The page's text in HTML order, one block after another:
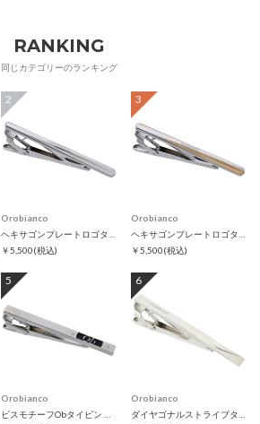
RANKING
同じカテゴリーのランキング
2
Orobianco
￥5,500(税込)
3
Orobianco
￥5,500(税込)
5
Orobianco
6
Orobianco